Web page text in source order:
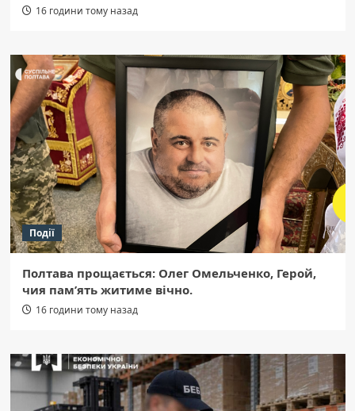
16 години тому назад
Події
Полтава прощається: Олег Омельченко, Герой,
чия пам’ять житиме вічно.
16 години тому назад